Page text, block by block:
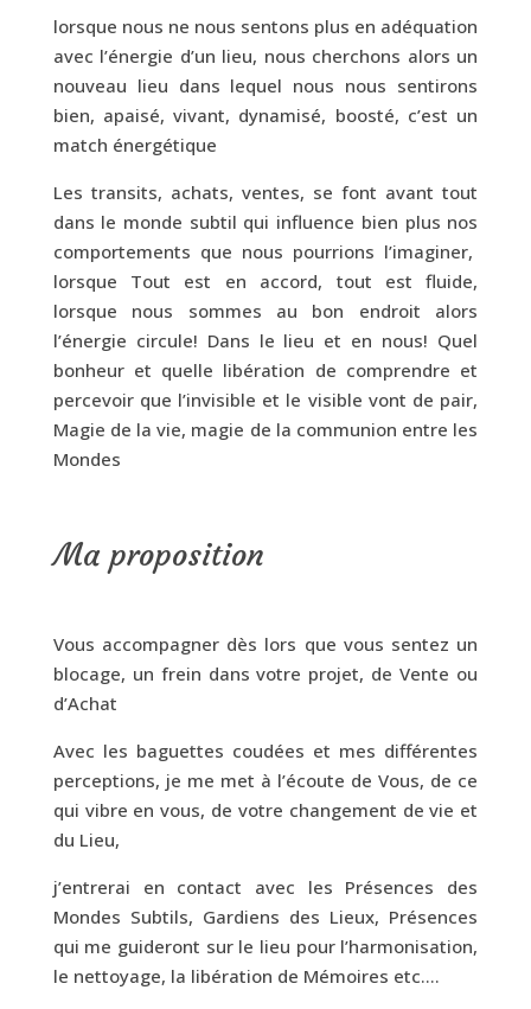
lorsque nous ne nous sentons plus en adéquation
avec l’énergie d’un lieu, nous cherchons alors un
nouveau lieu dans lequel nous nous sentirons
bien, apaisé, vivant, dynamisé, boosté, c’est un
match énergétique
Les transits, achats, ventes, se font avant tout
dans le monde subtil qui influence bien plus nos
comportements que nous pourrions l’imaginer,
lorsque Tout est en accord, tout est fluide,
lorsque nous sommes au bon endroit alors
l’énergie circule! Dans le lieu et en nous! Quel
bonheur et quelle libération de comprendre et
percevoir que l’invisible et le visible vont de pair,
Magie de la vie, magie de la communion entre les
Mondes
Ma proposition
Vous accompagner dès lors que vous sentez un
blocage, un frein dans votre projet, de Vente ou
d’Achat
Avec les baguettes coudées et mes différentes
perceptions, je me met à l’écoute de Vous, de ce
qui vibre en vous, de votre changement de vie et
du Lieu,
j’entrerai en contact avec les Présences des
Mondes Subtils, Gardiens des Lieux, Présences
qui me guideront sur le lieu pour l’harmonisation,
le nettoyage, la libération de Mémoires etc….